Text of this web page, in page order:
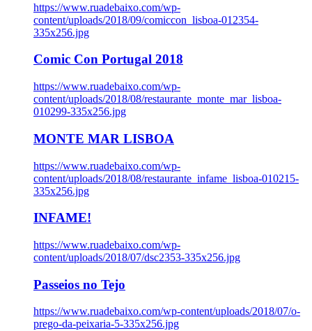
https://www.ruadebaixo.com/wp-
content/uploads/2018/09/comiccon_lisboa-012354-
335x256.jpg
Comic Con Portugal 2018
https://www.ruadebaixo.com/wp-
content/uploads/2018/08/restaurante_monte_mar_lisboa-
010299-335x256.jpg
MONTE MAR LISBOA
https://www.ruadebaixo.com/wp-
content/uploads/2018/08/restaurante_infame_lisboa-010215-
335x256.jpg
INFAME!
https://www.ruadebaixo.com/wp-
content/uploads/2018/07/dsc2353-335x256.jpg
Passeios no Tejo
https://www.ruadebaixo.com/wp-content/uploads/2018/07/o-
prego-da-peixaria-5-335x256.jpg